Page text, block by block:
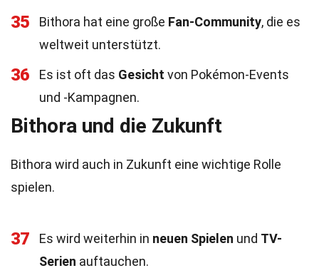
35 Bithora hat eine große Fan-Community, die es
weltweit unterstützt.
36 Es ist oft das Gesicht von Pokémon-Events
und -Kampagnen.
Bithora und die Zukunft
Bithora wird auch in Zukunft eine wichtige Rolle
spielen.
37 Es wird weiterhin in neuen Spielen und TV-
Serien auftauchen.